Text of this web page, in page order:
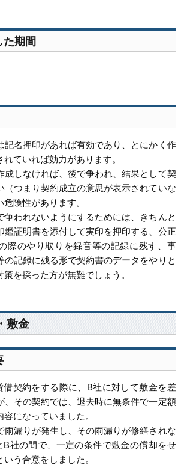
た期間
記名押印があれば有効であり、とにかく作
ていれば効力があります。
成しなければ、後で争われ、結果として契
（つまり契約成立の意思が表示されていな
険性があります。
争われないようにするためには、きちんと
鑑証明書を添付して実印を押印する、公正
際のやり取りを録音等の記録に残す、事
の記録に残る形で契約書のデータをやりと
策を採った方が無難でしょう。
敷金
借契約をする際に、B社に対して敷金を差
、その契約では、退去時に無条件で一定額
になっていました。
雨漏りが発生し、その雨漏りが修繕されな
B社の間で、一定の条件で敷金の償却をせ
う合意をしました。